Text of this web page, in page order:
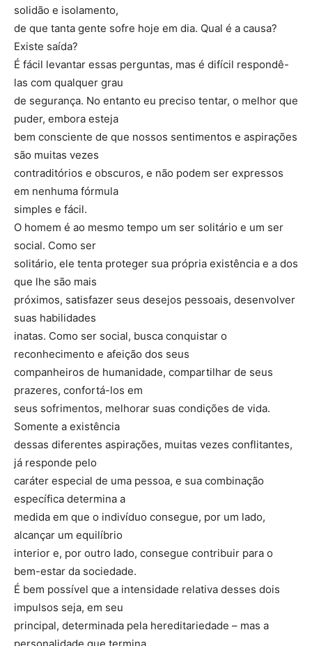
solidão e isolamento,
de que tanta gente sofre hoje em dia. Qual é a causa?
Existe saída?
É fácil levantar essas perguntas, mas é difícil respondê-
las com qualquer grau
de segurança. No entanto eu preciso tentar, o melhor que
puder, embora esteja
bem consciente de que nossos sentimentos e aspirações
são muitas vezes
contraditórios e obscuros, e não podem ser expressos
em nenhuma fórmula
simples e fácil.
O homem é ao mesmo tempo um ser solitário e um ser
social. Como ser
solitário, ele tenta proteger sua própria existência e a dos
que lhe são mais
próximos, satisfazer seus desejos pessoais, desenvolver
suas habilidades
inatas. Como ser social, busca conquistar o
reconhecimento e afeição dos seus
companheiros de humanidade, compartilhar de seus
prazeres, confortá-los em
seus sofrimentos, melhorar suas condições de vida.
Somente a existência
dessas diferentes aspirações, muitas vezes conflitantes,
já responde pelo
caráter especial de uma pessoa, e sua combinação
específica determina a
medida em que o indivíduo consegue, por um lado,
alcançar um equilíbrio
interior e, por outro lado, consegue contribuir para o
bem-estar da sociedade.
É bem possível que a intensidade relativa desses dois
impulsos seja, em seu
principal, determinada pela hereditariedade – mas a